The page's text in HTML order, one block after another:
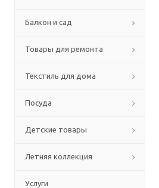
Балкон и сад
Товары для ремонта
Текстиль для дома
Посуда
Детские товары
Летняя коллекция
Услуги